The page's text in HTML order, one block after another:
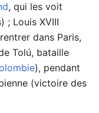
, qui les voit
; Louis XVIII
dans Paris,
Tolú, bataille
), pendant
(victoire des